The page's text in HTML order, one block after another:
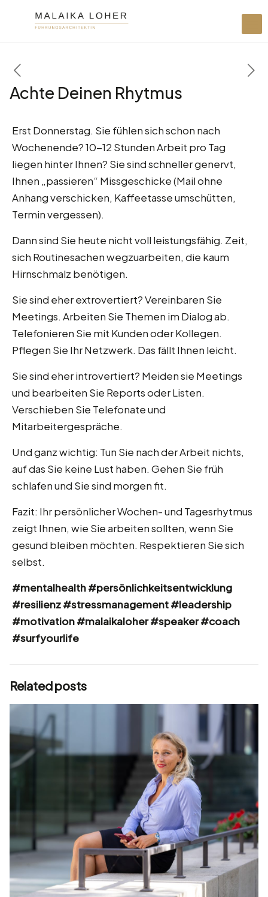
Achte Deinen Rhytmus
Erst Donnerstag. Sie fühlen sich schon nach
Wochenende? 10-12 Stunden Arbeit pro Tag
liegen hinter Ihnen? Sie sind schneller genervt,
Ihnen „passieren“ Missgeschicke (Mail ohne
Anhang verschicken, Kaffeetasse umschütten,
Termin vergessen).
Dann sind Sie heute nicht voll leistungsfähig. Zeit,
sich Routinesachen wegzuarbeiten, die kaum
Hirnschmalz benötigen.
Sie sind eher extrovertiert? Vereinbaren Sie
Meetings. Arbeiten Sie Themen im Dialog ab.
Telefonieren Sie mit Kunden oder Kollegen.
Pflegen Sie Ihr Netzwerk. Das fällt Ihnen leicht.
Sie sind eher introvertiert? Meiden sie Meetings
und bearbeiten Sie Reports oder Listen.
Verschieben Sie Telefonate und
Mitarbeitergespräche.
Und ganz wichtig: Tun Sie nach der Arbeit nichts,
auf das Sie keine Lust haben. Gehen Sie früh
schlafen und Sie sind morgen fit.
Fazit: Ihr persönlicher Wochen- und Tagesrhytmus
zeigt Ihnen, wie Sie arbeiten sollten, wenn Sie
gesund bleiben möchten. Respektieren Sie sich
selbst.
#mentalhealth#persönlichkeitsentwicklung
#resilienz#stressmanagement#leadership
#motivation#malaikaloher#speaker#coach
#surfyourlife
Related posts